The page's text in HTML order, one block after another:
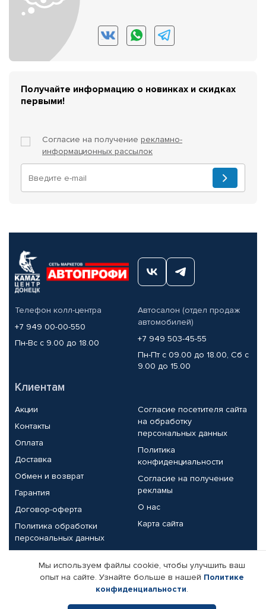
Получайте информацию о новинках и скидках
первыми!
Согласие на получение рекламно-
информационных рассылок
Телефон колл-центра
+7 949 00-00-550
Пн-Вс с 9.00 до 18.00
Автосалон (отдел продаж
автомобилей)
+7 949 503-45-55
Пн-Пт с 09.00 до 18.00, Сб с
9.00 до 15.00
Клиентам
Акции
Контакты
Оплата
Доставка
Обмен и возврат
Гарантия
Договор-оферта
Политика обработки
персональных данных
Согласие посетителя сайта
на обработку
персональных данных
Политика
конфиденциальности
Согласие на получение
рекламы
О нас
Карта сайта
Партнерам
Корпоративным клиентам
Поставщикам
Реквизиты компании
Мы используем файлы cookie, чтобы улучшить ваш
опыт на сайте. Узнайте больше в нашей Политике
конфиденциальности.